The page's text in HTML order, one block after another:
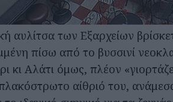
αυλίτσα των Εξαρχείων
πίσω από το βυσσινί
κι Αλάτι όμως, πλέον
αίθριό του,